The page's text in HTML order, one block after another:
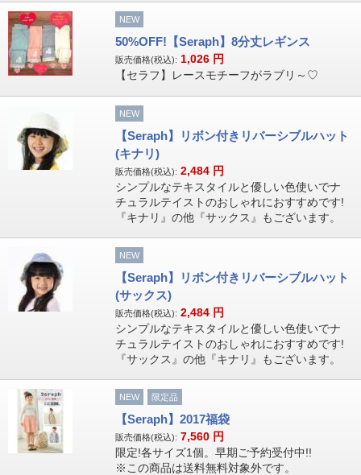
NEW
50%OFF!【Seraph】8分丈レギンス
販売価格(税込): 1,026 円
【セラフ】レースモチーフがラブリ～♡
NEW
【Seraph】リボン付きリバーシブルハット
(キナリ)
販売価格(税込): 2,484 円
シンプルなテキスタイルと優しい色使いでナ
チュラルテイストのおしゃれにおすすめです!
『キナリ』の他『サックス』もございます。
NEW
【Seraph】リボン付きリバーシブルハット
(サックス)
販売価格(税込): 2,484 円
シンプルなテキスタイルと優しい色使いでナ
チュラルテイストのおしゃれにおすすめです!
『サックス』の他『キナリ』もございます。
NEW 限定品
【Seraph】2017福袋
販売価格(税込): 7,560 円
限定!各サイズ1個。早期ご予約受付中!!
※この商品は送料無料対象外です。